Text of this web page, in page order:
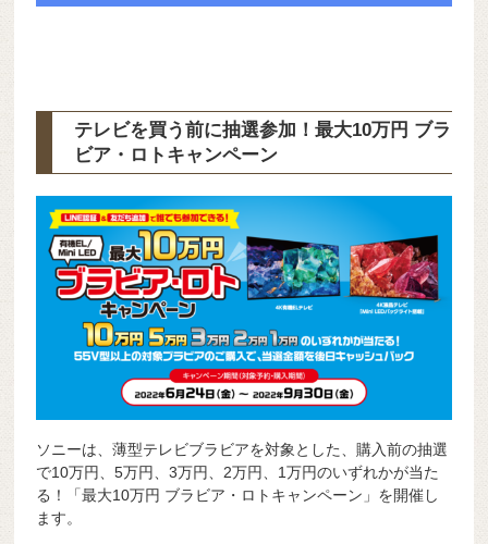
テレビを買う前に抽選参加！最大10万円 ブラ
ビア・ロトキャンペーン
ソニーは、薄型テレビブラビアを対象とした、購入前の抽選
で10万円、5万円、3万円、2万円、1万円のいずれかが当た
る！「最大10万円 ブラビア・ロトキャンペーン」を開催し
ます。